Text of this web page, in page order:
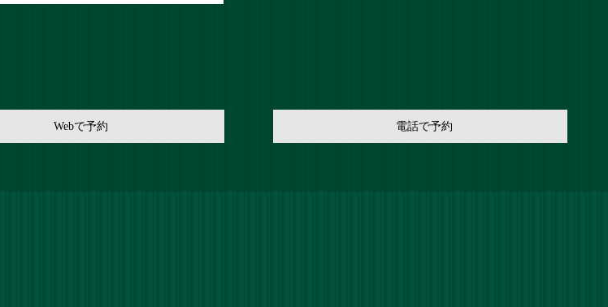
Webで予約 電話で予約